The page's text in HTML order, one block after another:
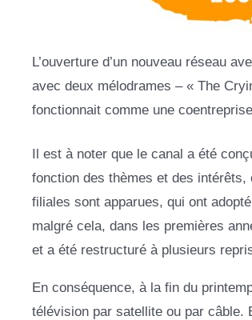
L’ouverture d’un nouveau réseau
avec deux mélodrames – « The
fonctionnait comme une
Il est à noter que le canal a été
fonction des thèmes et des intérêts,
filiales sont apparues, qui ont
malgré cela, dans les premières
et a été restructuré à plusieurs
En conséquence, à la fin du
télévision par satellite ou par câble.